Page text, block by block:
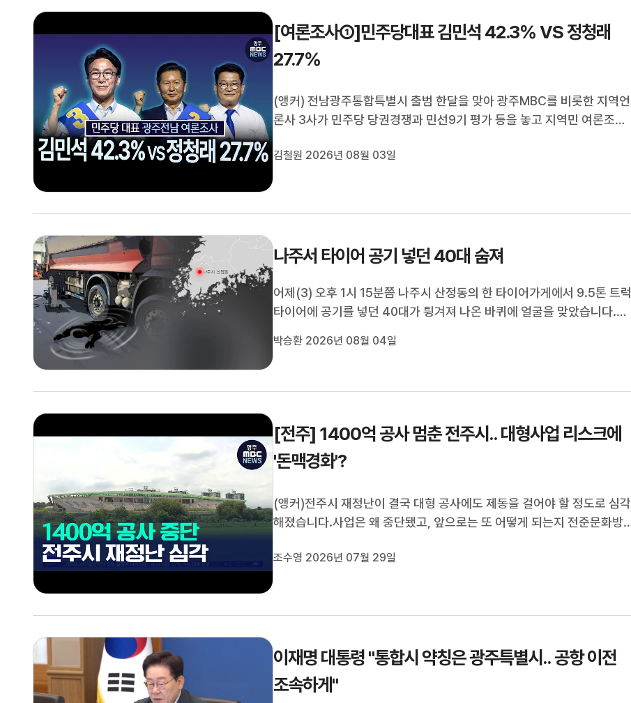
[여론조사①]민주당대표 김민석 42.3% VS 정청래
27.7%
(앵커) 전남광주통합특별시 출범 한달을 맞아 광주MBC를 비롯한 지역언
론사 3사가 민주당 당권경쟁과 민선9기 평가 등을 놓고 지역민 여론조사
광주전남 지역민들은 어느 후보를 선호하는지 물었습니다.김민석 후보가
김철원 2026년 08월 03일
나주서 타이어 공기 넣던 40대 숨져
어제(3) 오후 1시 15분쯤 나주시 산정동의 한 타이어가게에서 9.5톤 트럭
타이어에 공기를 넣던 40대가 튕겨져 나온 바퀴에 얼굴을 맞았습니다.이
습니다.경찰은 정확한 사고 경위를 조사하고 있습니다.
박승환 2026년 08월 04일
[전주] 1400억 공사 멈춘 전주시.. 대형사업 리스크에
'돈맥경화'?
(앵커)전주시 재정난이 결국 대형 공사에도 제동을 걸어야 할 정도로 심각
해졌습니다.사업은 왜 중단됐고, 앞으로는 또 어떻게 되는지 전준문화방
육상경기장입니다.전주시는 당초 3년에 걸쳐 1,400억 원대 예산을 투입
조수영 2026년 07월 29일
이재명 대통령 "통합시 약칭은 광주특별시.. 공항 이전
조속하게"